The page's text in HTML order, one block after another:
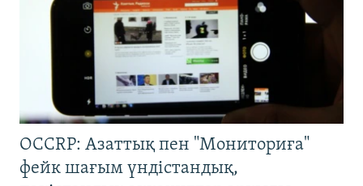
OCCRP: Азаттық пен "Мониториға"
фейк шағым үндістандық,